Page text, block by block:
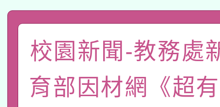
礎課程
A3數位素養講師名單
「數位內容與教學軟體
pilot」
薪期間赴陸應申請許可
轉知經濟部水利署委託
校園新聞-教務處
育部因材網《超